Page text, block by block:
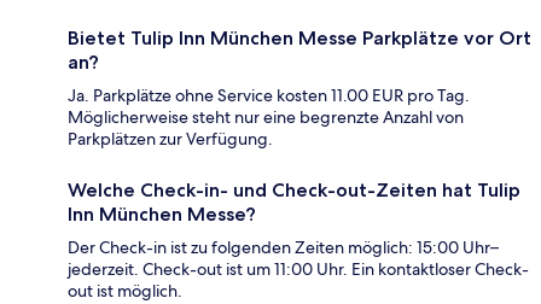
Bietet Tulip Inn München Messe Parkplätze vor Ort
an?
Ja. Parkplätze ohne Service kosten 11.00 EUR pro Tag.
Möglicherweise steht nur eine begrenzte Anzahl von
Parkplätzen zur Verfügung.
Welche Check-in- und Check-out-Zeiten hat Tulip
Inn München Messe?
Der Check-in ist zu folgenden Zeiten möglich: 15:00 Uhr–
jederzeit. Check-out ist um 11:00 Uhr. Ein kontaktloser Check-
out ist möglich.